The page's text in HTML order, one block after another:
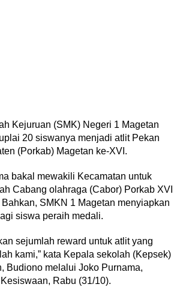
Kejuruan (SMK) Negeri 1 Magetan
20 siswanya menjadi atlit Pekan
(Porkab) Magetan ke-XVI.
bakal mewakili Kecamatan untuk
Cabang olahraga (Cabor) Porkab XVI
SMKN 1 Magetan menyiapkan
siswa peraih medali.
sejumlah reward untuk atlit yang
kami,” kata Kepala sekolah (Kepsek)
Budiono melalui Joko Purnama,
Rabu (31/10).